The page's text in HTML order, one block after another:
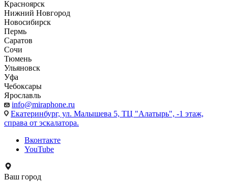
Красноярск
Нижний Новгород
Новосибирск
Пермь
Саратов
Сочи
Тюмень
Ульяновск
Уфа
Чебоксары
Ярославль
info@miraphone.ru
Екатеринбург, ул. Малышева 5, ТЦ "Алатырь", -1 этаж,
справа от эскалатора.
Вконтакте
YouTube
Ваш город